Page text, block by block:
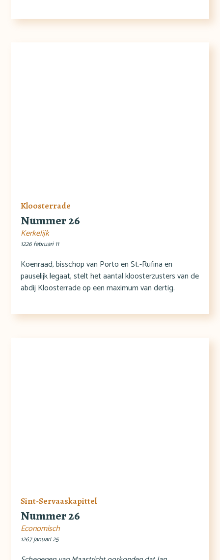
Kloosterrade
Nummer 26
Kerkelijk
1226 februari 11
Koenraad, bisschop van Porto en St.-Rufina en
pauselijk legaat, stelt het aantal kloosterzusters van de
abdij Kloosterrade op een maximum van dertig.
Sint-Servaaskapittel
Nummer 26
Economisch
1267 januari 25